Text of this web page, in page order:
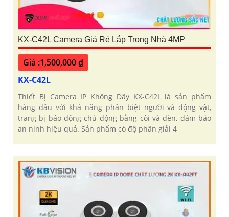
KX-C42L Camera Giá Rẻ Lắp Trong Nhà 4MP
Giá :1,500,000 ₫
KX-C42L
Thiết Bị Camera IP Không Dây KX-C42L là sản phẩm
hàng đầu với khả năng phân biệt người và động vật,
trang bị báo động chủ động bằng còi và đèn, đảm bảo
an ninh hiệu quả. Sản phẩm có độ phân giải 4